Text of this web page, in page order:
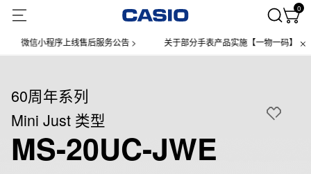
0
微信小程序上线售后服务公告 > 关于部分手表产品实施【一物一码】管理的
60周年系列
Mini Just 类型
MS-20UC-JWE